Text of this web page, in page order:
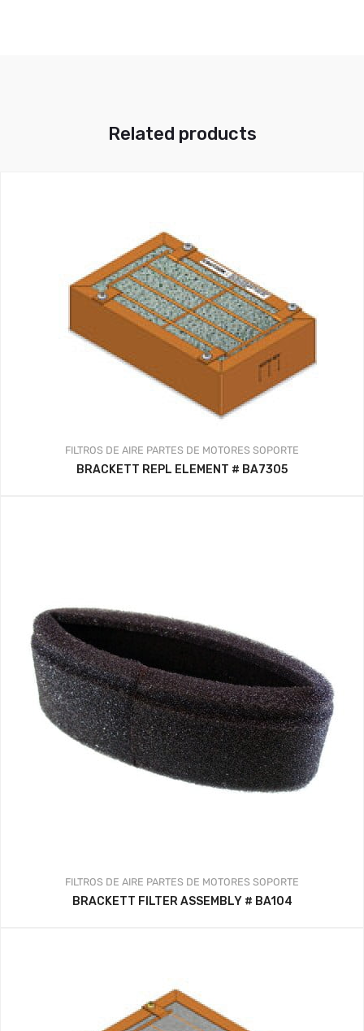
Related products
FILTROS DE AIRE PARTES DE MOTORES SOPORTE
BRACKETT REPL ELEMENT # BA7305
FILTROS DE AIRE PARTES DE MOTORES SOPORTE
BRACKETT FILTER ASSEMBLY # BA104